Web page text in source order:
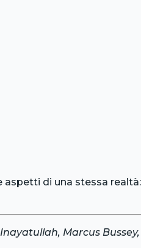
aspetti di una stessa
Marcus